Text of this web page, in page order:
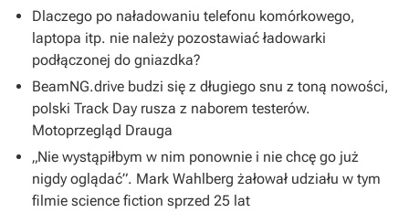
Dlaczego po naładowaniu telefonu komórkowego,
laptopa itp. nie należy pozostawiać ładowarki
podłączonej do gniazdka?
BeamNG.drive budzi się z długiego snu z toną nowości,
polski Track Day rusza z naborem testerów.
Motoprzegląd Drauga
„Nie wystąpiłbym w nim ponownie i nie chcę go już
nigdy oglądać”. Mark Wahlberg żałował udziału w tym
filmie science fiction sprzed 25 lat